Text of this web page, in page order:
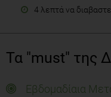
4 λεπτά να
Τα "must" της
Εβδομαδίαια